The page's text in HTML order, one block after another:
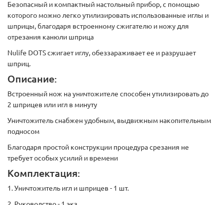
Безопасный и компактный настольный прибор, с помощью
которого можно легко утилизировать использованные иглы и
шприцы, благодаря встроенному сжигателю и ножу для
отрезания канюли шприца
Nulife DOTS сжигает иглу, обеззараживает ее и разрушает
шприц.
Описание:
Встроенный нож на уничтожителе способен утилизировать до
2 шприцев или игл в минуту
Уничтожитель снабжен удобным, выдвижным накопительным
подносом
Благодаря простой конструкции процедура срезания не
требует особых усилий и времени
Комплектация:
1. Уничтожитель игл и шприцев - 1 шт.